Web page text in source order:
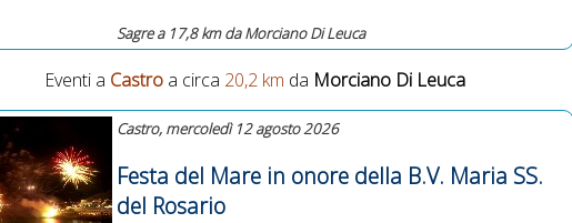
Sagre a 17,8 km da Morciano Di Leuca
Eventi a Castro a circa 20,2 km da Morciano Di Leuca
Castro, mercoledì 12 agosto 2026
Festa del Mare in onore della B.V. Maria SS.
del Rosario